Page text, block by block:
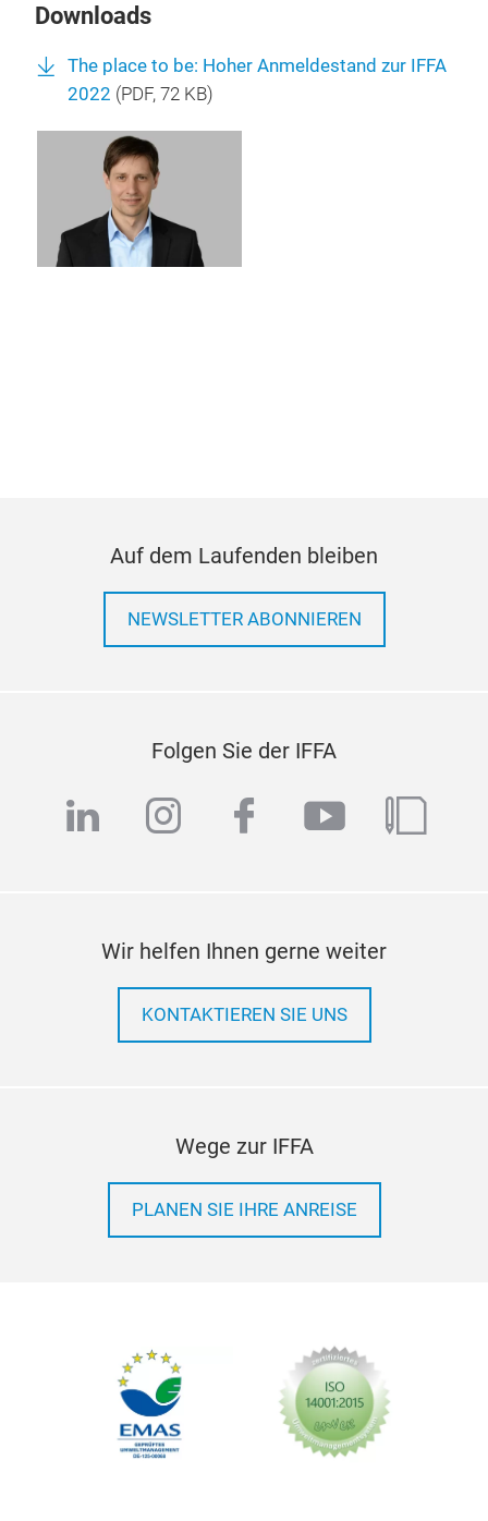
Downloads
The place to be: Hoher Anmeldestand zur IFFA
2022 (PDF, 72 KB)
Auf dem Laufenden bleiben
NEWSLETTER ABONNIEREN
Folgen Sie der IFFA
linkedininstagram
facebook
youtube
blog
Wir helfen Ihnen gerne weiter
KONTAKTIEREN SIE UNS
Wege zur IFFA
PLANEN SIE IHRE ANREISE